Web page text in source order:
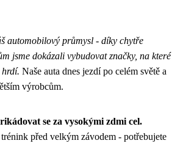
automobilový průmysl - díky chytře
jsme dokázali vybudovat značky, na které
hrdí. Naše auta dnes jezdí po celém světě a
výrobcům.
se za vysokými zdmi cel.
před velkým závodem - potřebujete